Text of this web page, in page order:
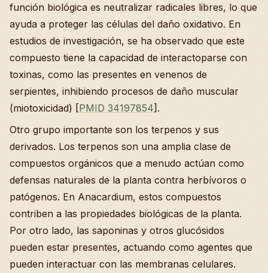
función biológica es neutralizar radicales libres, lo que
ayuda a proteger las células del daño oxidativo. En
estudios de investigación, se ha observado que este
compuesto tiene la capacidad de interactoparse con
toxinas, como las presentes en venenos de
serpientes, inhibiendo procesos de daño muscular
(miotoxicidad) [PMID 34197854].
Otro grupo importante son los terpenos y sus
derivados. Los terpenos son una amplia clase de
compuestos orgánicos que a menudo actúan como
defensas naturales de la planta contra herbívoros o
patógenos. En Anacardium, estos compuestos
contriben a las propiedades biológicas de la planta.
Por otro lado, las saponinas y otros glucósidos
pueden estar presentes, actuando como agentes que
pueden interactuar con las membranas celulares.